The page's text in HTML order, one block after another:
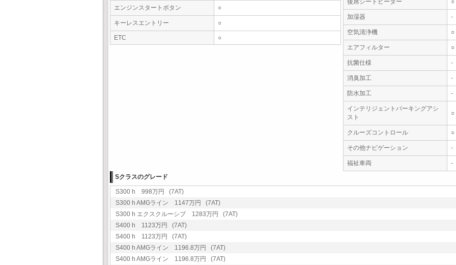
エンジンスタートボタン ○
キーレスエントリー ○
ETC ○
後席シートヒーター ○
加湿器 -
空気清浄機 ○
エアフィルター ○
抗菌仕様 -
消臭加工 -
防水加工 -
インテリジェントパーキングアシ
スト
○
クルーズコントロール ○
その他ナビゲーション -
福祉車両
-
Sクラスのグレード
S300 h 998万円 (7AT)
S300 h AMGライン 1147万円 (7AT)
S300 h エクスクルーシブ 1283万円 (7AT)
S400 h 1123万円 (7AT)
S400 h 1123万円 (7AT)
S400 h AMGライン 1196.8万円 (7AT)
S400 h AMGライン 1196.8万円 (7AT)